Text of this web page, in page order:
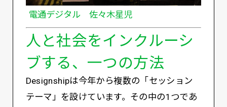
電通デジタル 佐々木星児
人と社会をインクルーシ
ブする、一つの方法
Designshipは今年から複数の「セッション
テーマ」を設けています。その中の1つであ